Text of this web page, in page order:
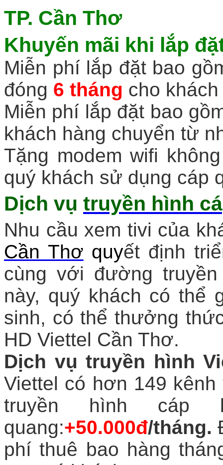
TP. Cần Thơ
Khuyến mãi khi lắp
Miễn phí lắp đặt bao
đóng 6 tháng cho
Miễn phí lắp đặt bao
khách hàng chuyển từ
Tặng modem wifi
quý khách sử dụng cáp
Dịch vụ truyền hình
Nhu cầu xem tivi của
Cần Thơ quyết định
cùng với đường
này, quý khách có thể
sinh, có thể thưởng
HD Viettel Cần Thơ.
Dịch vụ truyền hình
Viettel có hơn 149
truyền hình cáp
quang:+50.000đ/tháng.
phí thuê bao hàng